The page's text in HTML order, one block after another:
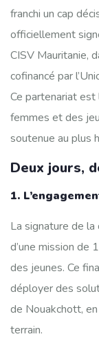
franchi un cap
officiellement
CISV Mauritanie,
cofinancé par
Ce partenariat est
femmes et des
soutenue au plus
Deux jours,
1.
La signature de
d’une mission de
des jeunes. Ce
déployer des
de Nouakchott,
terrain.